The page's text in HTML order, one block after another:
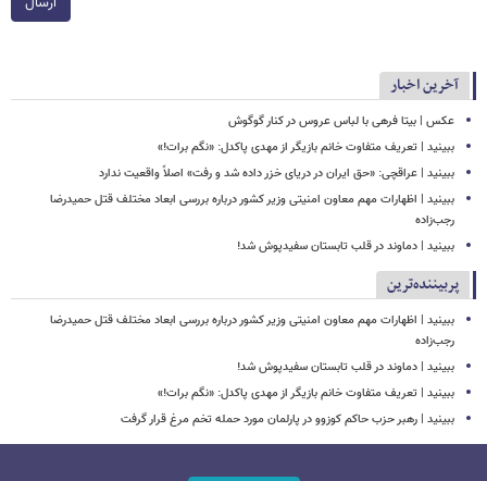
آخرین اخبار
عکس | بیتا فرهی با لباس عروس در کنار گوگوش
ببینید | تعریف متفاوت خانم بازیگر از مهدی پاکدل: «نگم برات!»
ببینید | عراقچی: «حق ایران در دریای خزر داده شد و رفت» اصلاً واقعیت ندارد
ببینید | اظهارات مهم معاون امنیتی وزیر کشور درباره بررسی ابعاد مختلف قتل حمیدرضا
رجب‌زاده
ببینید | دماوند در قلب تابستان سفیدپوش شد!
پربیننده‌ترین
ببینید | اظهارات مهم معاون امنیتی وزیر کشور درباره بررسی ابعاد مختلف قتل حمیدرضا
رجب‌زاده
ببینید | دماوند در قلب تابستان سفیدپوش شد!
ببینید | تعریف متفاوت خانم بازیگر از مهدی پاکدل: «نگم برات!»
ببینید | رهبر حزب حاکم کوزوو در پارلمان مورد حمله تخم مرغ قرار گرفت